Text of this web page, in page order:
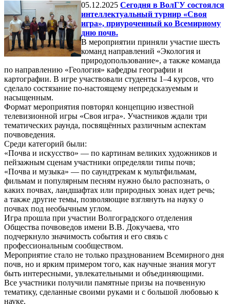
05.12.2025 Сегодня в ВолГУ состоялся
интеллектуальный турнир «Своя
игра», приуроченный ко Всемирному
дню почв.
В мероприятии приняли участие шесть
команд направлений «Экология и
природопользование», а также команда
по направлению «Геология» кафедры географии и
картографии. В игре участвовали студенты 1–4 курсов, что
сделало состязание по-настоящему непредсказуемым и
насыщенным.
Формат мероприятия повторял концепцию известной
телевизионной игры «Своя игра». Участников ждали три
тематических раунда, посвящённых различным аспектам
почвоведения.
Среди категорий были:
«Почва и искусство» — по картинам великих художников и
пейзажным сценам участники определяли типы почв;
«Почва и музыка» — по саундтрекам к мультфильмам,
фильмам и популярным песням нужно было распознать, о
каких почвах, ландшафтах или природных зонах идет речь;
а также другие темы, позволяющие взглянуть на науку о
почвах под необычным углом.
Игра прошла при участии Волгоградского отделения
Общества почвоведов имени В.В. Докучаева, что
подчеркнуло значимость события и его связь с
профессиональным сообществом.
Мероприятие стало не только празднованием Всемирного дня
почв, но и ярким примером того, как научные знания могут
быть интересными, увлекательными и объединяющими.
Все участники получили памятные призы на почвенную
тематику, сделанные своими руками и с большой любовью к
науке.